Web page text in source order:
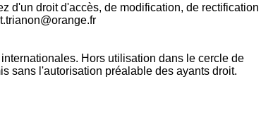
d'un droit d'accès, de modification, de rectification
Hors utilisation dans le cercle de
sans l'autorisation préalable des ayants droit.